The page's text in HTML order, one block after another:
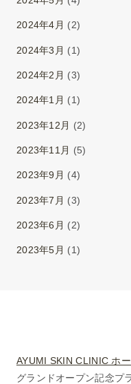
2024年4月 (2)
2024年3月 (1)
2024年2月 (3)
2024年1月 (1)
2023年12月 (2)
2023年11月 (5)
2023年9月 (4)
2023年7月 (3)
2023年6月 (2)
2023年5月 (1)
AYUMI SKIN CLINIC ホ
グランドオープン記念プ